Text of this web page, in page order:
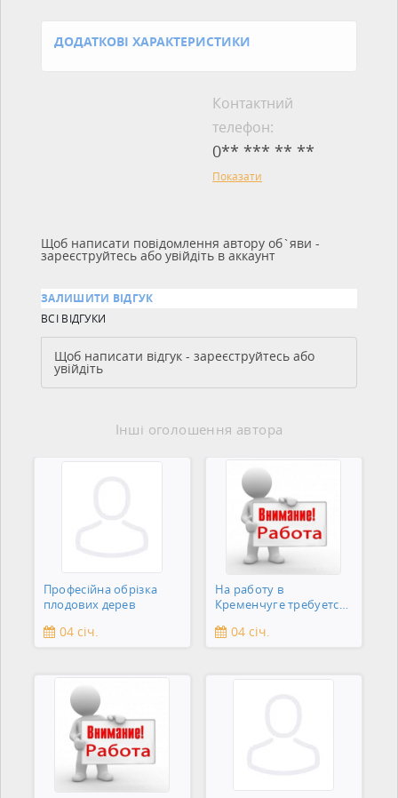
ДОДАТКОВІ ХАРАКТЕРИСТИКИ
Контактний
телефон:
0** *** ** **
Показати
Щоб написати повідомлення автору об`яви -
зареєструйтесь або увійдіть в аккаунт
ЗАЛИШИТИ ВІДГУК
ВСІ ВІДГУКИ
Щоб написати відгук - зареєструйтесь або
увійдіть
Інші оголошення автора
Професійна обрізка
плодових дерев
04 січ.
На работу в
Кременчуге требуется
04 січ.